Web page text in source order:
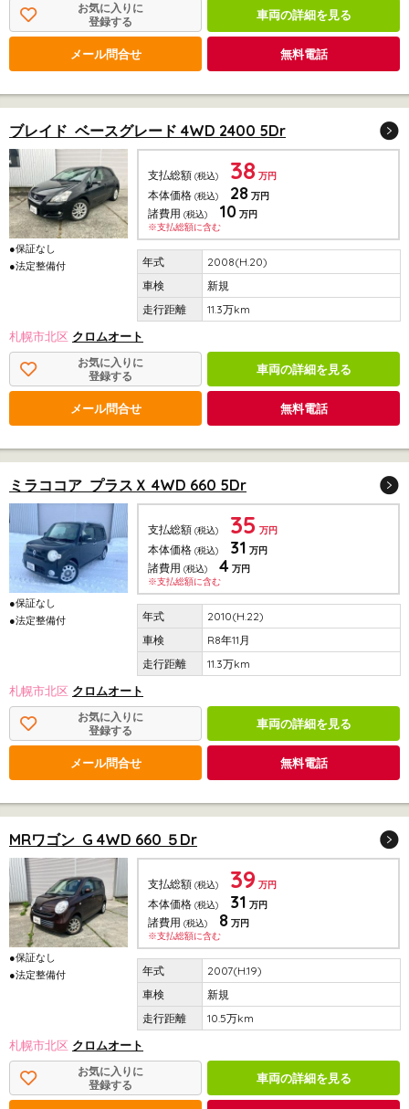
お気に入りに
登録する
車両の詳細を見る
メール問合せ 無料電話
ブレイド ベースグレード 4WD 2400 5Dr
●保証なし
●法定整備付
支払総額 (税込) 38 万円
本体価格 (税込) 28 万円
諸費用 (税込) 10 万円
※支払総額に含む
2008(H.20)
新規
11.3万km
札幌市北区 クロムオート
お気に入りに
登録する
車両の詳細を見る
メール問合せ 無料電話
ミラココア プラスＸ 4WD 660 5Dr
●保証なし
●法定整備付
支払総額 (税込) 35 万円
本体価格 (税込) 31 万円
諸費用 (税込) 4 万円
※支払総額に含む
2010(H.22)
R8年11月
11.3万km
札幌市北区 クロムオート
お気に入りに
登録する
車両の詳細を見る
メール問合せ 無料電話
MRワゴン G 4WD 660 ５Dr
●保証なし
●法定整備付
支払総額 (税込) 39 万円
本体価格 (税込) 31 万円
諸費用 (税込) 8 万円
※支払総額に含む
2007(H.19)
新規
10.5万km
札幌市北区 クロムオート
お気に入りに
登録する
車両の詳細を見る